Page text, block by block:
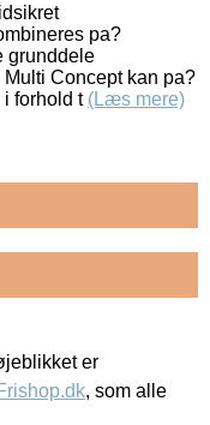
pa?
grunddele
Concept kan pa?
i forhold t (Læs mere)
er
, som alle